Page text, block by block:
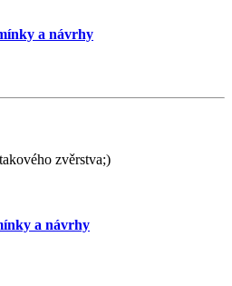
a návrhy
zvěrstva;)
a návrhy